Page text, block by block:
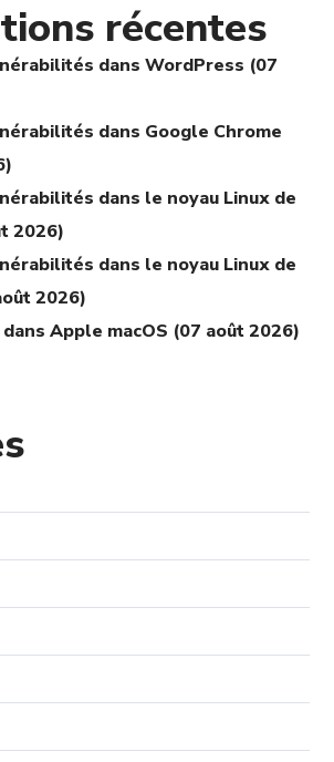
récentes
dans WordPress (07
dans Google Chrome
dans le noyau Linux de
2026)
dans le noyau Linux de
2026)
Apple macOS (07 août 2026)